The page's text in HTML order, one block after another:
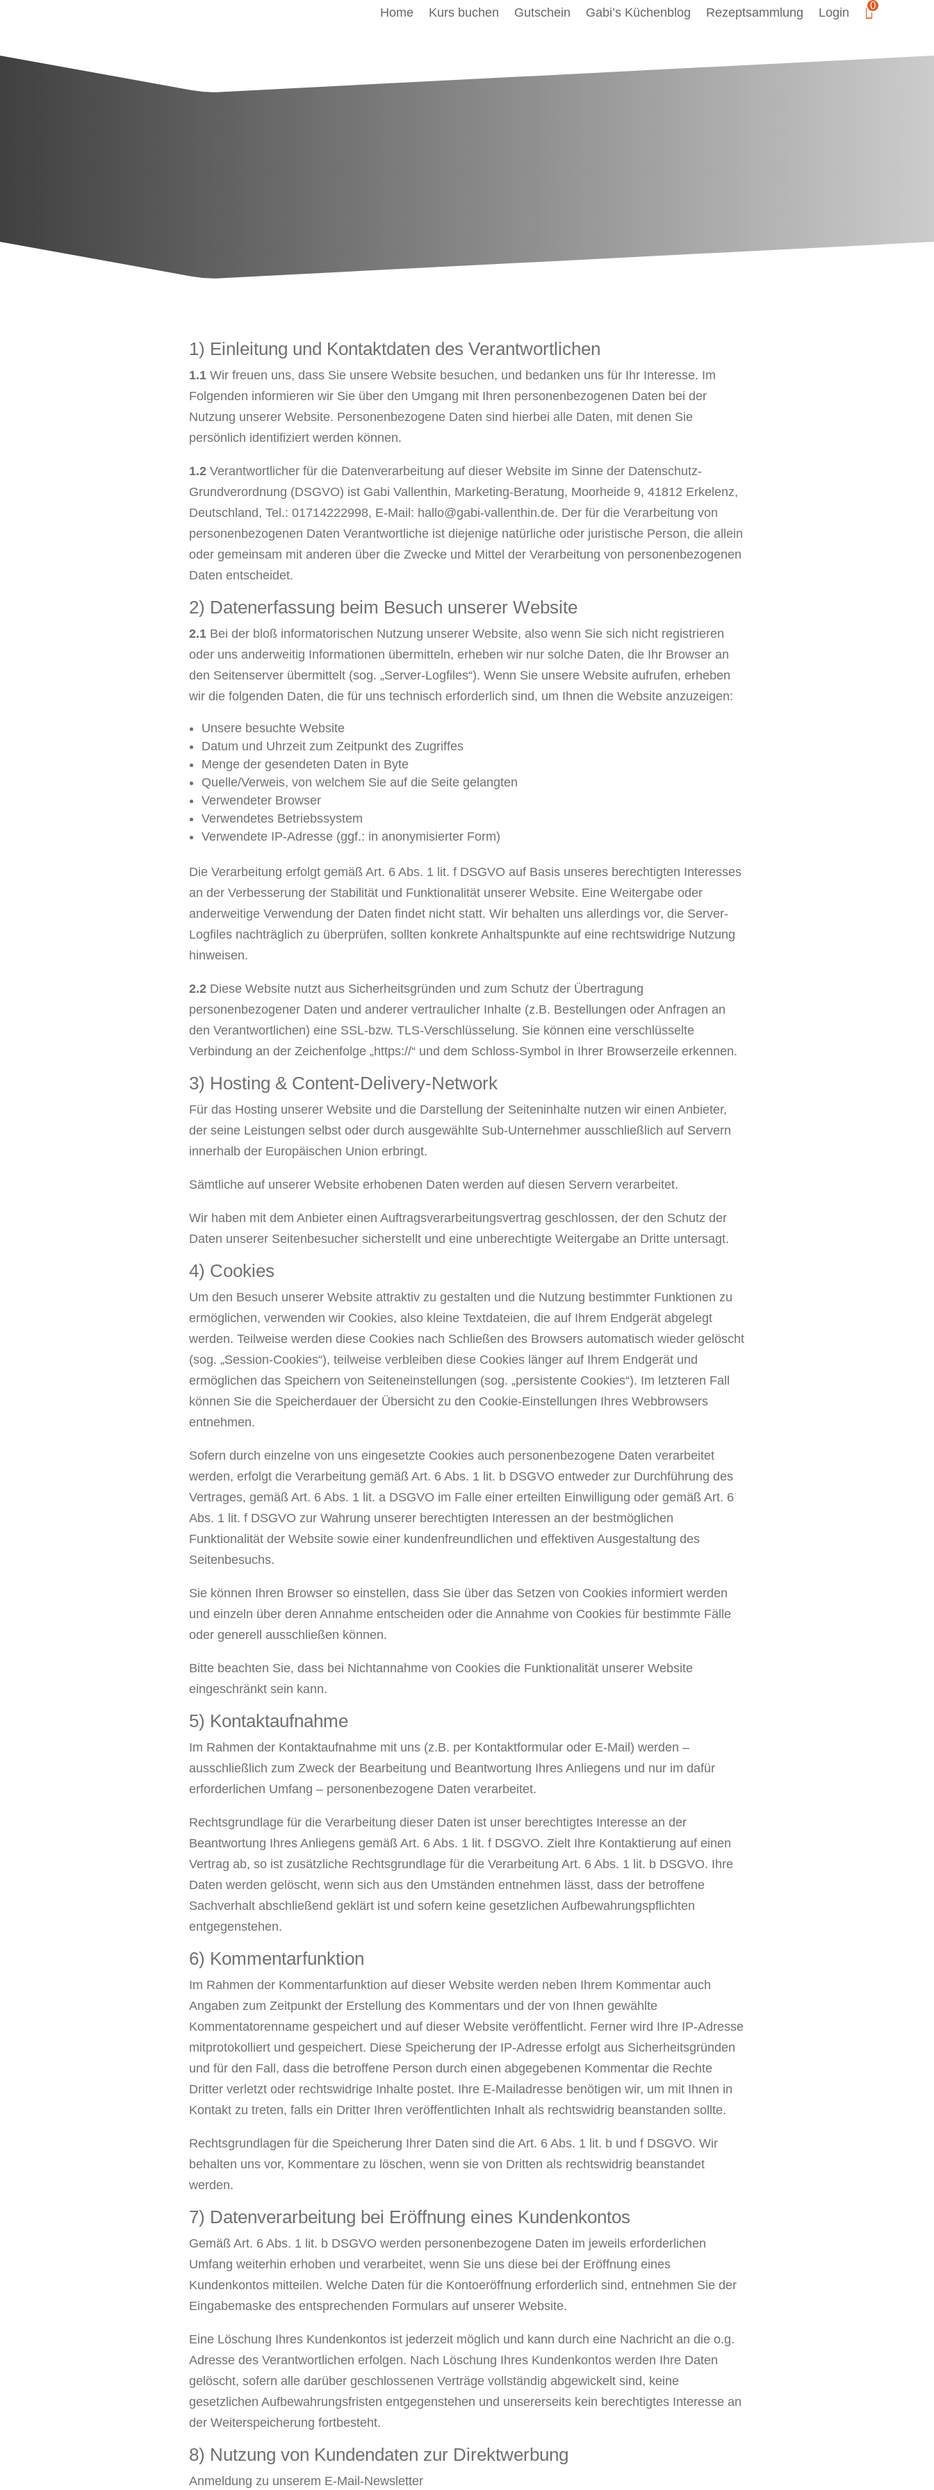
Home Kurs buchen Gutschein Gabi’s Küchenblog Rezeptsammlung Login
0
1) Einleitung und Kontaktdaten des Verantwortlichen
1.1 Wir freuen uns, dass Sie unsere Website besuchen, und bedanken uns für Ihr Interesse. Im
Folgenden informieren wir Sie über den Umgang mit Ihren personenbezogenen Daten bei der
Nutzung unserer Website. Personenbezogene Daten sind hierbei alle Daten, mit denen Sie
persönlich identifiziert werden können.
1.2 Verantwortlicher für die Datenverarbeitung auf dieser Website im Sinne der Datenschutz-
Grundverordnung (DSGVO) ist Gabi Vallenthin, Marketing-Beratung, Moorheide 9, 41812 Erkelenz,
Deutschland, Tel.: 01714222998, E-Mail: hallo@gabi-vallenthin.de. Der für die Verarbeitung von
personenbezogenen Daten Verantwortliche ist diejenige natürliche oder juristische Person, die allein
oder gemeinsam mit anderen über die Zwecke und Mittel der Verarbeitung von personenbezogenen
Daten entscheidet.
2) Datenerfassung beim Besuch unserer Website
2.1 Bei der bloß informatorischen Nutzung unserer Website, also wenn Sie sich nicht registrieren
oder uns anderweitig Informationen übermitteln, erheben wir nur solche Daten, die Ihr Browser an
den Seitenserver übermittelt (sog. „Server-Logfiles“). Wenn Sie unsere Website aufrufen, erheben
wir die folgenden Daten, die für uns technisch erforderlich sind, um Ihnen die Website anzuzeigen:
Unsere besuchte Website
Datum und Uhrzeit zum Zeitpunkt des Zugriffes
Menge der gesendeten Daten in Byte
Quelle/Verweis, von welchem Sie auf die Seite gelangten
Verwendeter Browser
Verwendetes Betriebssystem
Verwendete IP-Adresse (ggf.: in anonymisierter Form)
Die Verarbeitung erfolgt gemäß Art. 6 Abs. 1 lit. f DSGVO auf Basis unseres berechtigten Interesses
an der Verbesserung der Stabilität und Funktionalität unserer Website. Eine Weitergabe oder
anderweitige Verwendung der Daten findet nicht statt. Wir behalten uns allerdings vor, die Server-
Logfiles nachträglich zu überprüfen, sollten konkrete Anhaltspunkte auf eine rechtswidrige Nutzung
hinweisen.
2.2 Diese Website nutzt aus Sicherheitsgründen und zum Schutz der Übertragung
personenbezogener Daten und anderer vertraulicher Inhalte (z.B. Bestellungen oder Anfragen an
den Verantwortlichen) eine SSL-bzw. TLS-Verschlüsselung. Sie können eine verschlüsselte
Verbindung an der Zeichenfolge „https://“ und dem Schloss-Symbol in Ihrer Browserzeile erkennen.
3) Hosting & Content-Delivery-Network
Für das Hosting unserer Website und die Darstellung der Seiteninhalte nutzen wir einen Anbieter,
der seine Leistungen selbst oder durch ausgewählte Sub-Unternehmer ausschließlich auf Servern
innerhalb der Europäischen Union erbringt.
Sämtliche auf unserer Website erhobenen Daten werden auf diesen Servern verarbeitet.
Wir haben mit dem Anbieter einen Auftragsverarbeitungsvertrag geschlossen, der den Schutz der
Daten unserer Seitenbesucher sicherstellt und eine unberechtigte Weitergabe an Dritte untersagt.
4) Cookies
Um den Besuch unserer Website attraktiv zu gestalten und die Nutzung bestimmter Funktionen zu
ermöglichen, verwenden wir Cookies, also kleine Textdateien, die auf Ihrem Endgerät abgelegt
werden. Teilweise werden diese Cookies nach Schließen des Browsers automatisch wieder gelöscht
(sog. „Session-Cookies“), teilweise verbleiben diese Cookies länger auf Ihrem Endgerät und
ermöglichen das Speichern von Seiteneinstellungen (sog. „persistente Cookies“). Im letzteren Fall
können Sie die Speicherdauer der Übersicht zu den Cookie-Einstellungen Ihres Webbrowsers
entnehmen.
Sofern durch einzelne von uns eingesetzte Cookies auch personenbezogene Daten verarbeitet
werden, erfolgt die Verarbeitung gemäß Art. 6 Abs. 1 lit. b DSGVO entweder zur Durchführung des
Vertrages, gemäß Art. 6 Abs. 1 lit. a DSGVO im Falle einer erteilten Einwilligung oder gemäß Art. 6
Abs. 1 lit. f DSGVO zur Wahrung unserer berechtigten Interessen an der bestmöglichen
Funktionalität der Website sowie einer kundenfreundlichen und effektiven Ausgestaltung des
Seitenbesuchs.
Sie können Ihren Browser so einstellen, dass Sie über das Setzen von Cookies informiert werden
und einzeln über deren Annahme entscheiden oder die Annahme von Cookies für bestimmte Fälle
oder generell ausschließen können.
Bitte beachten Sie, dass bei Nichtannahme von Cookies die Funktionalität unserer Website
eingeschränkt sein kann.
5) Kontaktaufnahme
Im Rahmen der Kontaktaufnahme mit uns (z.B. per Kontaktformular oder E-Mail) werden –
ausschließlich zum Zweck der Bearbeitung und Beantwortung Ihres Anliegens und nur im dafür
erforderlichen Umfang – personenbezogene Daten verarbeitet.
Rechtsgrundlage für die Verarbeitung dieser Daten ist unser berechtigtes Interesse an der
Beantwortung Ihres Anliegens gemäß Art. 6 Abs. 1 lit. f DSGVO. Zielt Ihre Kontaktierung auf einen
Vertrag ab, so ist zusätzliche Rechtsgrundlage für die Verarbeitung Art. 6 Abs. 1 lit. b DSGVO. Ihre
Daten werden gelöscht, wenn sich aus den Umständen entnehmen lässt, dass der betroffene
Sachverhalt abschließend geklärt ist und sofern keine gesetzlichen Aufbewahrungspflichten
entgegenstehen.
6) Kommentarfunktion
Im Rahmen der Kommentarfunktion auf dieser Website werden neben Ihrem Kommentar auch
Angaben zum Zeitpunkt der Erstellung des Kommentars und der von Ihnen gewählte
Kommentatorenname gespeichert und auf dieser Website veröffentlicht. Ferner wird Ihre IP-Adresse
mitprotokolliert und gespeichert. Diese Speicherung der IP-Adresse erfolgt aus Sicherheitsgründen
und für den Fall, dass die betroffene Person durch einen abgegebenen Kommentar die Rechte
Dritter verletzt oder rechtswidrige Inhalte postet. Ihre E-Mailadresse benötigen wir, um mit Ihnen in
Kontakt zu treten, falls ein Dritter Ihren veröffentlichten Inhalt als rechtswidrig beanstanden sollte.
Rechtsgrundlagen für die Speicherung Ihrer Daten sind die Art. 6 Abs. 1 lit. b und f DSGVO. Wir
behalten uns vor, Kommentare zu löschen, wenn sie von Dritten als rechtswidrig beanstandet
werden.
7) Datenverarbeitung bei Eröffnung eines Kundenkontos
Gemäß Art. 6 Abs. 1 lit. b DSGVO werden personenbezogene Daten im jeweils erforderlichen
Umfang weiterhin erhoben und verarbeitet, wenn Sie uns diese bei der Eröffnung eines
Kundenkontos mitteilen. Welche Daten für die Kontoeröffnung erforderlich sind, entnehmen Sie der
Eingabemaske des entsprechenden Formulars auf unserer Website.
Eine Löschung Ihres Kundenkontos ist jederzeit möglich und kann durch eine Nachricht an die o.g.
Adresse des Verantwortlichen erfolgen. Nach Löschung Ihres Kundenkontos werden Ihre Daten
gelöscht, sofern alle darüber geschlossenen Verträge vollständig abgewickelt sind, keine
gesetzlichen Aufbewahrungsfristen entgegenstehen und unsererseits kein berechtigtes Interesse an
der Weiterspeicherung fortbesteht.
8) Nutzung von Kundendaten zur Direktwerbung
Anmeldung zu unserem E-Mail-Newsletter